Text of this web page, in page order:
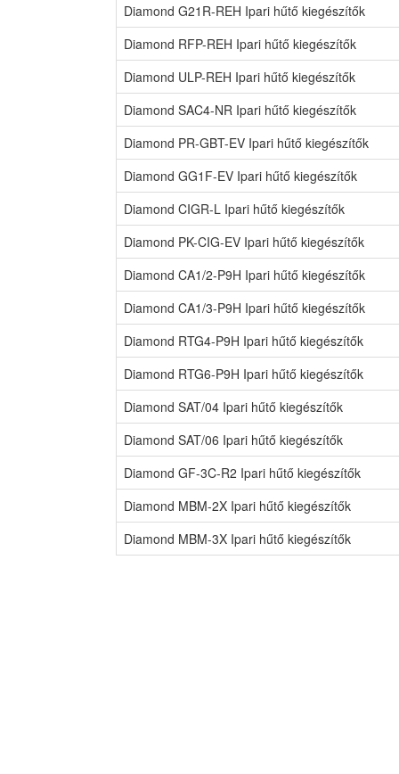
Diamond G21R-REH Ipari hűtő kiegészítők
Diamond RFP-REH Ipari hűtő kiegészítők
Diamond ULP-REH Ipari hűtő kiegészítők
Diamond SAC4-NR Ipari hűtő kiegészítők
Diamond PR-GBT-EV Ipari hűtő kiegészítők
Diamond GG1F-EV Ipari hűtő kiegészítők
Diamond CIGR-L Ipari hűtő kiegészítők
Diamond PK-CIG-EV Ipari hűtő kiegészítők
Diamond CA1/2-P9H Ipari hűtő kiegészítők
Diamond CA1/3-P9H Ipari hűtő kiegészítők
Diamond RTG4-P9H Ipari hűtő kiegészítők
Diamond RTG6-P9H Ipari hűtő kiegészítők
Diamond SAT/04 Ipari hűtő kiegészítők
Diamond SAT/06 Ipari hűtő kiegészítők
Diamond GF-3C-R2 Ipari hűtő kiegészítők
Diamond MBM-2X Ipari hűtő kiegészítők
Diamond MBM-3X Ipari hűtő kiegészítők